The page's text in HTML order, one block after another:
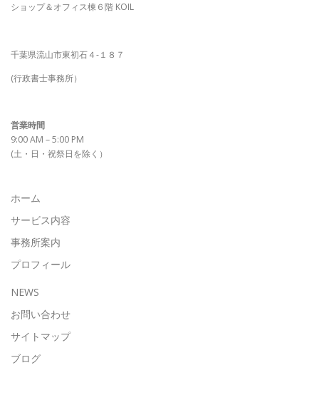
ショップ＆オフィス棟６階 KOIL
千葉県流山市東初石４-１８７
(行政書士事務所）
営業時間
9:00 AM – 5:00 PM
(土・日・祝祭日を除く）
ホーム
サービス内容
事務所案内
プロフィール
NEWS
お問い合わせ
サイトマップ
ブログ